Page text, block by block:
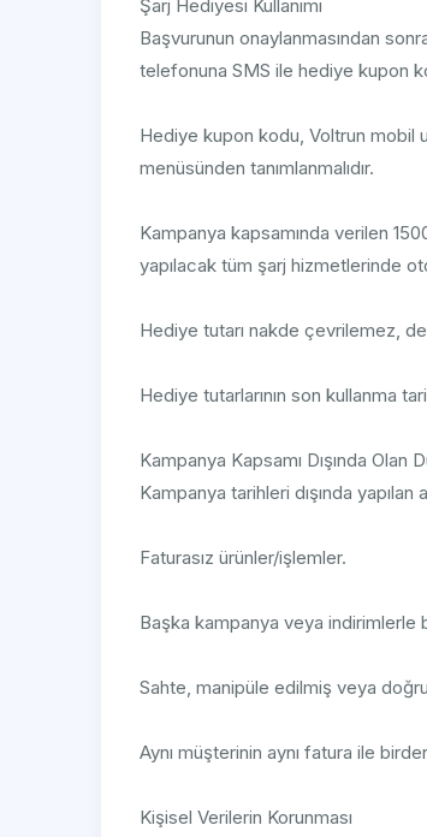
Şarj Hediyesi Kullanımı
Başvurunun onaylanmasından
telefonuna SMS ile hediye kupon
Hediye kupon kodu, Voltrun mobil
menüsünden tanımlanmalıdır.
Kampanya kapsamında verilen
yapılacak tüm şarj hizmetlerinde
Hediye tutarı nakde çevrilemez,
Hediye tutarlarının son kullanma
Kampanya Kapsamı Dışında Olan
Kampanya tarihleri dışında yapılan
Faturasız ürünler/işlemler.
Başka kampanya veya indirimlerle
Sahte, manipüle edilmiş veya
Aynı müşterinin aynı fatura ile
Kişisel Verilerin Korunması